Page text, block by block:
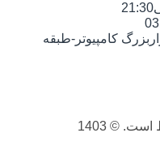
کامپیوتر-طبقه
© 1403